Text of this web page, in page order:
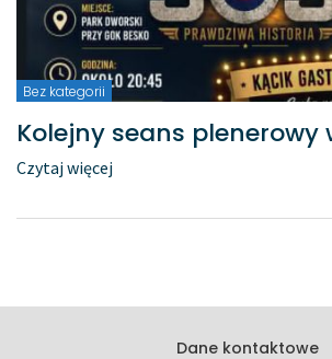
Bez kategorii
Kolejny seans plenerowy
Czytaj więcej
Dane kontaktowe